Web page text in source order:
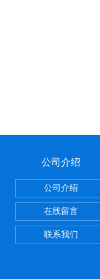
公司介绍
公司介绍
在线留言
联系我们